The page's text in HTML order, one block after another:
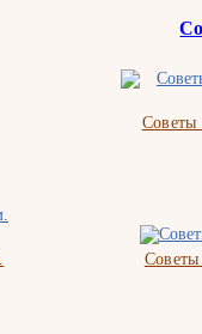
Советы